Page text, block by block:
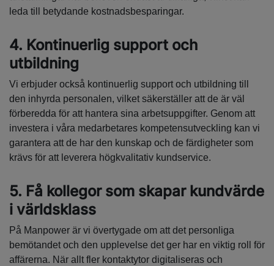
leda till betydande kostnadsbesparingar.
4. Kontinuerlig support och
utbildning
Vi erbjuder också kontinuerlig support och utbildning till
den inhyrda personalen, vilket säkerställer att de är väl
förberedda för att hantera sina arbetsuppgifter. Genom att
investera i våra medarbetares kompetensutveckling kan vi
garantera att de har den kunskap och de färdigheter som
krävs för att leverera högkvalitativ kundservice.
5. Få kollegor som skapar kundvärde
i världsklass
På Manpower är vi övertygade om att det personliga
bemötandet och den upplevelse det ger har en viktig roll för
affärerna. När allt fler kontaktytor digitaliseras och